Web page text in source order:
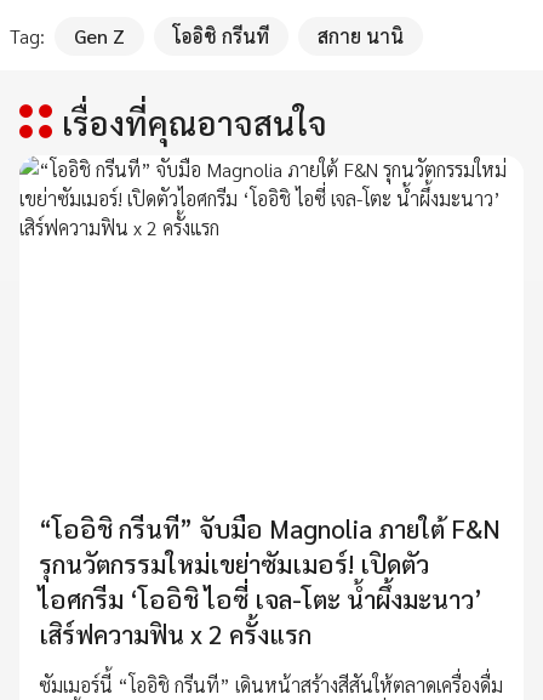
Tag: Gen Z โออิชิ กรีนที สกาย นานิ
เรื่องที่คุณอาจสนใจ
“โออิชิ กรีนที” จับมือ Magnolia ภายใต้ F&N
รุกนวัตกรรมใหม่เขย่าซัมเมอร์! เปิดตัว
ไอศกรีม ‘โออิชิ ไอซี่ เจล-โตะ น้ำผึ้งมะนาว’
เสิร์ฟความฟิน x 2 ครั้งแรก
ซัมเมอร์นี้ “โออิชิ กรีนที” เดินหน้าสร้างสีสันให้ตลาดเครื่องดื่ม